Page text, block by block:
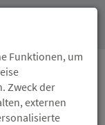
Funktionen, um
Zweck der
externen